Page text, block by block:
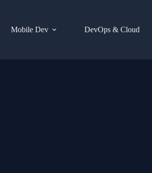
Mobile Dev DevOps & Cloud